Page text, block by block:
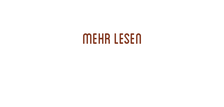
Mehr lesen